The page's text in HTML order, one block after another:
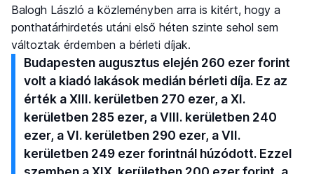
Balogh László a közleményben arra is kitért, hogy a
ponthatárhirdetés utáni első héten szinte sehol sem
változtak érdemben a bérleti díjak.
Budapesten augusztus elején 260 ezer forint
volt a kiadó lakások medián bérleti díja. Ez az
érték a XIII. kerületben 270 ezer, a XI.
kerületben 285 ezer, a VIII. kerületben 240
ezer, a VI. kerületben 290 ezer, a VII.
kerületben 249 ezer forintnál húzódott. Ezzel